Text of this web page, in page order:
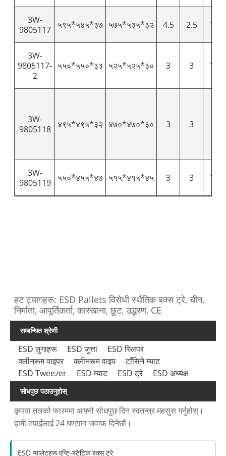
3W-
9805117
५९५*५४५*३७ ५७५*५३५*३२ 4.5 2.5 1.92
3W-
9805117-
2
५५०*५५०*३३ ५२५*५२५*३० 3 3 1.45
3W-
9805118
४९५*४९५*३२ ४७०*४७०*३० 3 3
3W-
9805119
५५०*४५५*४७ ५१५*४१५*४५ 3 3 1.58
हट ट्यागहरू: ESD Pallets विरोधी स्थैतिक बक्स ट्रे, चीन,
निर्माता, आपूर्तिकर्ता, कारखाना, छुट, उद्धरण, CE
सम्बन्धित श्रेणी
ESD लुगाहरू ESD जुत्ता
ESD स्लिपर
क्लीनरूम वाइपर
क्लीनरूम वाइप
टाँसिने म्याट
ESD Tweezer
ESD म्याट ESD ट्रे ESD अध्यक्ष
सोधपुछ पठाउनुहोस्
कृपया तलको फारममा आफ्नो सोधपुछ दिन स्वतन्त्र महसुस गर्नुहोस्।
हामी तपाईंलाई 24 घण्टामा जवाफ दिनेछौं।